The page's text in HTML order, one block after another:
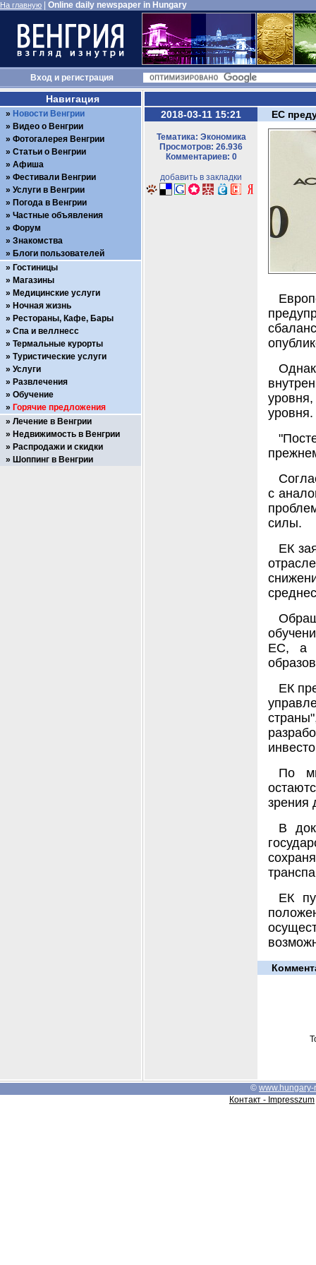
На главную Online daily newspaper in Hungary
Входи регистрация
2018-03-11 15:21
Тематика: Экономика
Просмотров: 26.936
Комментариев: 0
добавить в закладки
ЕС
уровня.
с
силы.
ЕК
ЕС, а
ЕК
По
зрения
В
ЕК
Навигация
Новости Венгрии
Видео о Венгрии
Фотогалерея Венгрии
Статьи о Венгрии
Афиша
Фестивали Венгрии
Услуги в Венгрии
Погода в Венгрии
Частные объявления
Форум
Знакомства
Блоги пользователей
Гостиницы
Магазины
Медицинские услуги
Ночная жизнь
Рестораны, Кафе, Бары
Спа и веллнесс
Термальные курорты
Туристические услуги
Услуги
Развлечения
Обучение
Горячие предложения
Лечение в Венгрии
Недвижимость в Венгрии
Распродажи и скидки
Шоппинг в Венгрии
© www.hungary-
Контакт - Impresszum